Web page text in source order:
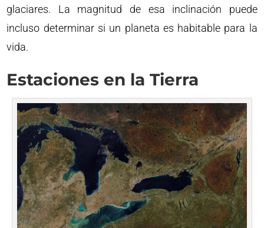
glaciares. La magnitud de esa inclinación puede
incluso determinar si un planeta es habitable para la
vida.
Estaciones en la Tierra